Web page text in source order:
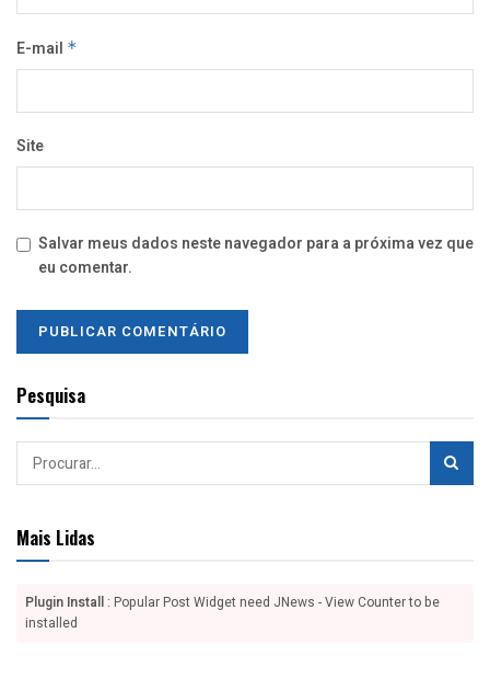
E-mail *
Site
Salvar meus dados neste navegador para a próxima vez que
eu comentar.
Pesquisa
Mais Lidas
Plugin Install : Popular Post Widget need JNews - View Counter to be
installed